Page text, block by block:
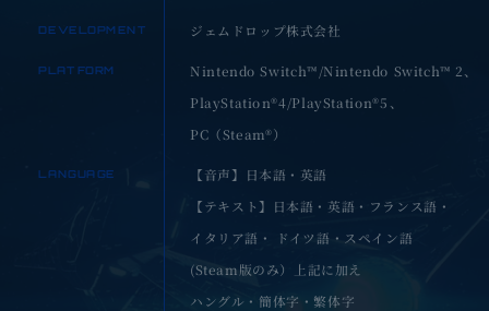
DEVELOPMENT ジェムドロップ株式会社
PLATFORM Nintendo Switch™/Nintendo Switch™ 2、
PlayStation®4/PlayStation®5、
PC（Steam®）
LANGUAGE 【音声】日本語・英語
【テキスト】日本語・英語・フランス語・
イタリア語・ ドイツ語・スペイン語
(Steam版のみ）上記に加え
ハングル・簡体字・繁体字